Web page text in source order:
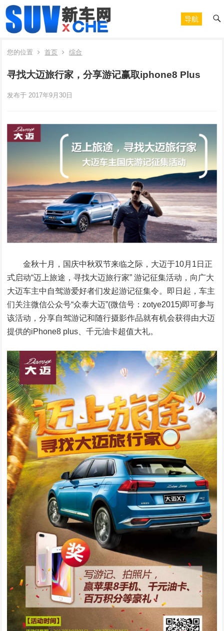
导航
您的位置 首页 综合
寻找大迈旅行家，分享游记赢取iphone8 Plus
发布于 2017年9月30日
金秋十月，国庆中秋双节来临之际，大迈于10月1日正
式启动“迈上旅途，寻找大迈旅行家” 游记征集活动，向广大
大迈车主中自驾游爱好者们发起游记征集令。即日起，车主
们关注微信公众号“众泰大迈”(微信号：zotye2015)即可参与
该活动，分享自驾游记和随行摄影作品就有机会获得由大迈
提供的iPhone8 plus、千元油卡超值大礼。